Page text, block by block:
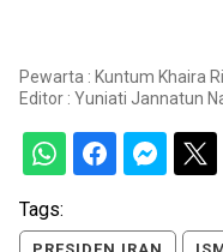
Pewarta : Kuntum Khaira
Editor : Yuniati Jannatun
Tags: